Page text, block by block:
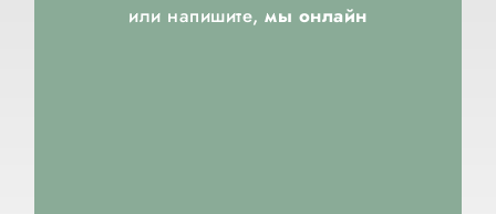
или напишите,мы онлайн